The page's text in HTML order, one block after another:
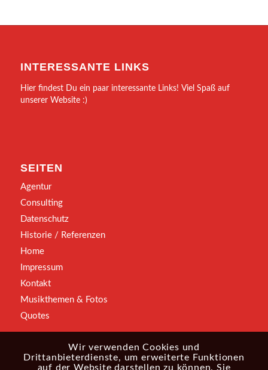
INTERESSANTE LINKS
Hier findest Du ein paar interessante Links! Viel Spaß auf
unserer Website :)
SEITEN
Agentur
Consulting
Datenschutz
Historie / Referenzen
Home
Impressum
Kontakt
Musikthemen & Fotos
Quotes
Wir verwenden Cookies und
Drittanbieterdienste, um erweiterte Funktionen
auf der Website darstellen zu können. Sie